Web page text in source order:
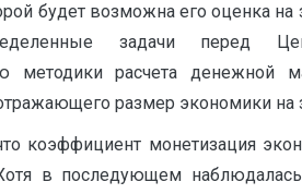
будет возможна его оценка
задачи перед
методики расчета денежной
размер экономики на
коэффициент монетизация
в последующем